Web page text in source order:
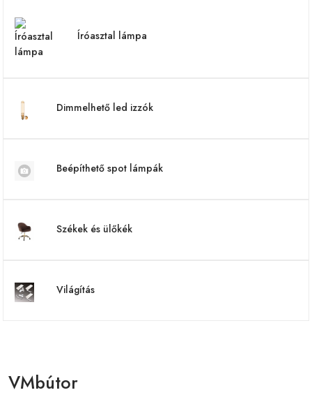
Íróasztal lámpa
Dimmelhető led izzók
Beépíthető spot lámpák
Székek és ülőkék
Világítás
VMbútor